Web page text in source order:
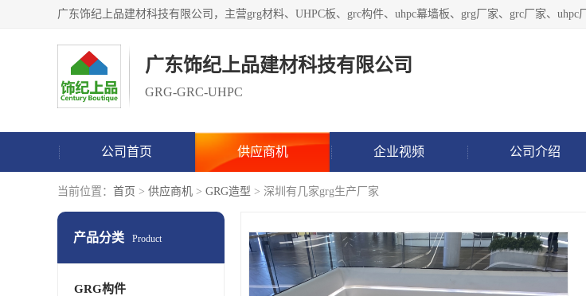
广东饰纪上品建材科技有限公司
GRG-GRC-UHPC
公司首页 供应商机 企业视频 公司介绍
当前位置： 首页 > 供应商机 > GRG造型 > 深圳有几家grg生产厂家
产品分类 Product
GRG构件